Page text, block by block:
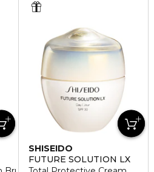
SHISEIDO
FUTURE SOLUTION LX